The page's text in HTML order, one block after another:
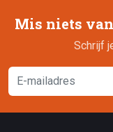
Mis niets
Schrijf